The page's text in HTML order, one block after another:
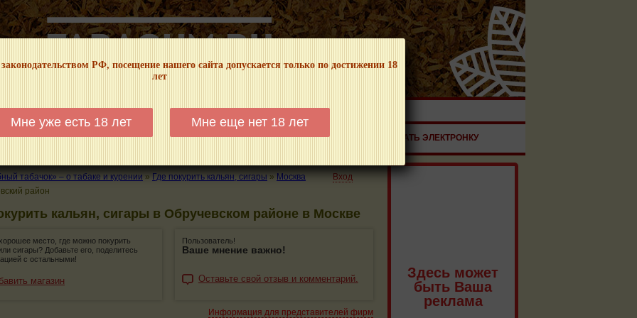
РФ, посещение нашего сайта допускается только по достижении 18
лет
Мне уже есть 18 лет Мне еще нет 18 лет
МЫ НЕ ЗАНИМАЕМСЯ ПРОДАЖЕЙ И РЕКЛАМОЙ ТАБАЧНОЙ ПРОДУКЦИИ!
ТРУБКИ ГДЕ КУПИТЬ ГДЕ ПОКУРИТЬ КУРЕНИЕ И ЗДОРОВЬЕ ЗАКАЗАТЬ ЭЛЕКТРОНКУ
табачок» – о табаке и курении » Где покурить кальян, сигары » Москва
район
Вход
кальян, сигары в Обручевском районе в Москве
место, где можно покурить
сигары? Добавьте его, поделитесь
с остальными!
магазин
Пользователь!
Ваше мнение важно!
Оставьте свой отзыв и комментарий.
Информация для представителей фирм
Здесь может
быть Ваша
реклама